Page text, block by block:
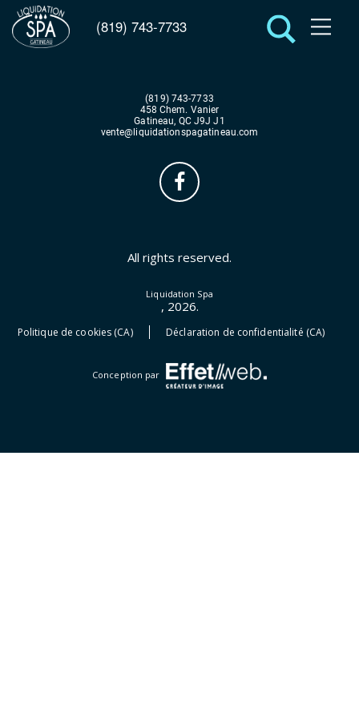
(819) 743-7733
(819) 743-7733
458 Chem. Vanier
Gatineau, QC J9J J1
vente@liquidationspagatineau.com
All rights reserved.
Liquidation Spa
, 2026.
Politique de cookies (CA) Déclaration de confidentialité (CA)
Conception par